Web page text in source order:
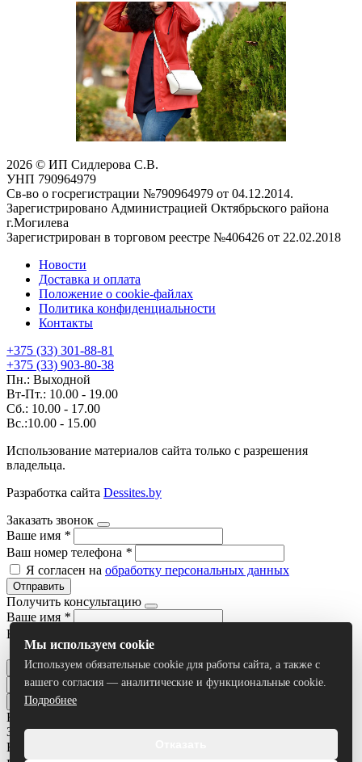
2026 © ИП Сидлерова С.В.
УНП 790964979
Св-во о госрегистрации №790964979 от 04.12.2014.
Зарегистрировано Администрацией Октябрьского района
г.Могилева
Зарегистрирован в торговом реестре №406426 от 22.02.2018
Новости
Доставка и оплата
Положение о cookie-файлах
Политика конфиденциальности
Контакты
+375 (33) 301-88-81
+375 (33) 903-80-38
Пн.: Выходной
Вт-Пт.: 10.00 - 19.00
Сб.: 10.00 - 17.00
Вс.:10.00 - 15.00
Использование материалов сайта только с разрешения
владельца.
Разработка сайта Dessites.by
Заказать звонок
Ваше имя *
Ваш номер телефона *
Я согласен на обработку персональных данных
Отправить
Получить консультацию
Ваше имя *
Ваш номер телефона
Я согласен наобработку персональных данных
Отправить
Все результаты
Задать вопрос
Ваше имя
Мы используем cookie
Используем обязательные cookie для работы сайта, а также с
вашего согласия — аналитические и функциональные cookie.
Подробнее